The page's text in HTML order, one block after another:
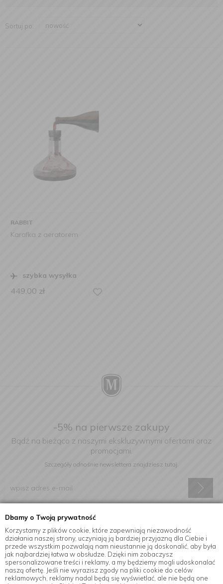
Dbamy o Twoją prywatność
Korzystamy z plików cookie, które zapewniają niezawodność
działania naszej strony, uczyniają ją bardziej przyjazną dla Ciebie i
przede wszystkim pozwalają nam nieustannie ją doskonalić, aby była
jak najbardziej łatwa w obsłudze. Dzięki nim zobaczysz
spersonalizowane treści i reklamy, a my będziemy mogli udoskonalać
naszą ofertę. Jeśli nie wyrazisz zgody na pliki cookie do celów
reklamowych, reklamy nadal będą się wyświetlać, ale nie będą one
Sortuj po:
RABBIT
Karafka z aeratorem
szybka wysyłka
449,00 zł
-5% na pierwsze zakupy
Bądź na bieżąco z naszymi ekskluzywnymi ofertami oraz
promocjami.
Szczegóły odnośnie newslettera znajdziesz tutaj.
Wyrażam zgodę na otrzymywanie informacji handlowej drogą
elektroniczną na podany adres e-mail.
Informacje